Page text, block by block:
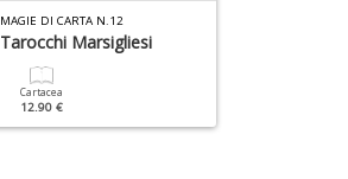
MAGIE DI CARTA N.12
Tarocchi Marsigliesi
Cartacea
12.90 €